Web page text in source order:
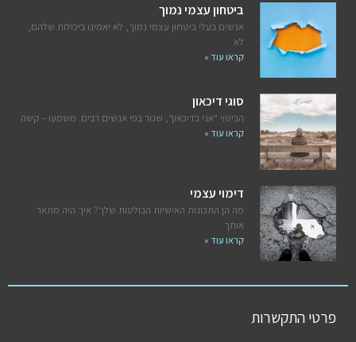
ביטחון עצמי נמוך
אנשים בעלי ביטחון עצמי נמוך, לא יאמינו ביכולות שלהם,
לא
קראו עוד »
סוגי דיכאון
הביטוי "אני בדיכאון", שגור בפי אנשים רבים. משמעו – קשה
קראו עוד »
דימוי עצמי
מה הן התכונות האישיות הבולטות שלך? איך היה מתאר
אותך
קראו עוד »
פרטי התקשרות